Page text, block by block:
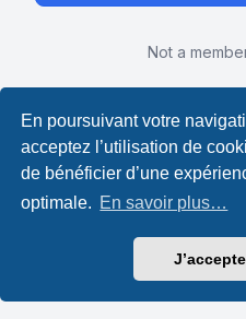
En poursuivant votre
acceptez l’utilisation de
de bénéficier d’une
optimale. En savoir plus…
J’accepte
Not a